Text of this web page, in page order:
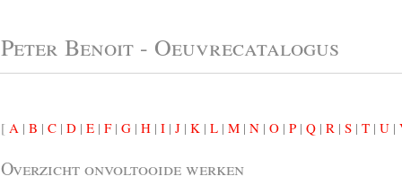
Peter Benoit - Oeuvrecatalogus
[ A | B | C | D | E | F| G | H | I | J | K | L | M | N | O | P | Q | R | S | T | U |
Overzicht onvoltooide werken